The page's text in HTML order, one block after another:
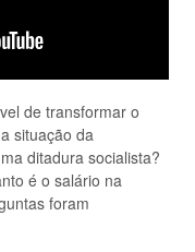
de transformar o
situação da
ditadura socialista?
é o salário na
foram